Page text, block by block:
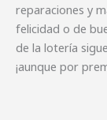
reparaciones y
felicidad o de
de la lotería
¡aunque por